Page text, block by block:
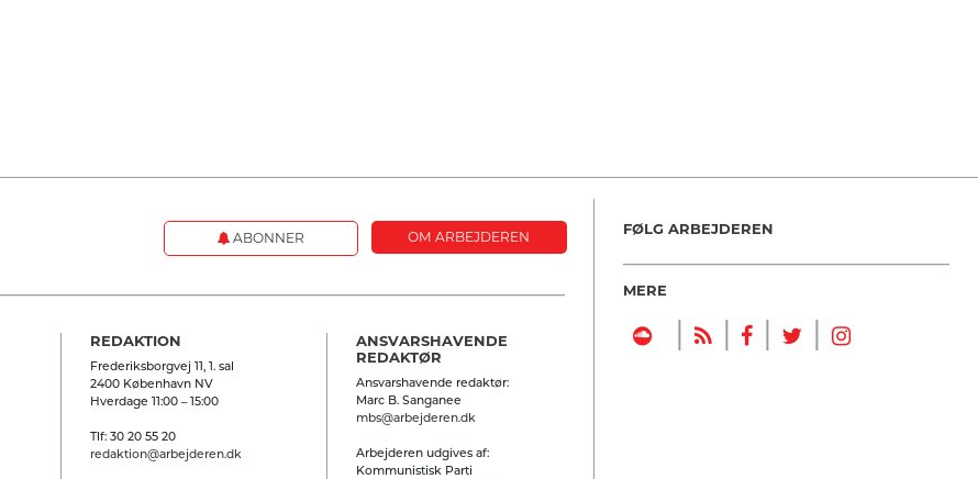
ABONNER OM ARBEJDEREN
REDAKTION
Frederiksborgvej 11, 1. sal
2400 København NV
Hverdage 11:00 – 15:00
Tlf: 30 20 55 20
redaktion@arbejderen.dk
ANSVARSHAVENDE
REDAKTØR
Ansvarshavende redaktør:
Marc B. Sanganee
mbs@arbejderen.dk
Arbejderen udgives af:
Kommunistisk Parti
FØLG ARBEJDEREN
MERE
| | | |